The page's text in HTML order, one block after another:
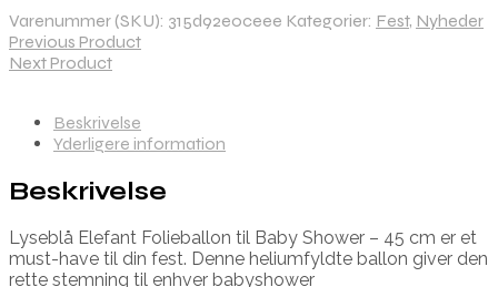
Varenummer (SKU): 315d92e0ceee Kategorier: Fest, Nyheder
Previous Product
Next Product
Beskrivelse
Yderligere information
Beskrivelse
Lyseblå Elefant Folieballon til Baby Shower – 45 cm er et
must-have til din fest. Denne heliumfyldte ballon giver den
rette stemning til enhver babyshower